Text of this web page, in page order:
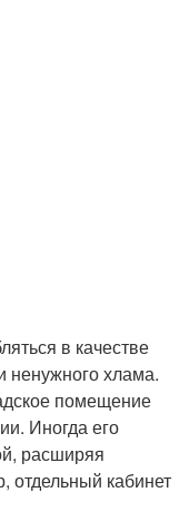
в качестве
ненужного хлама.
помещение
Иногда его
расширяя
отдельный кабинет